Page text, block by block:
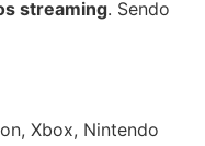
streaming. Sendo
Xbox, Nintendo